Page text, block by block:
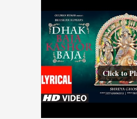
Click to